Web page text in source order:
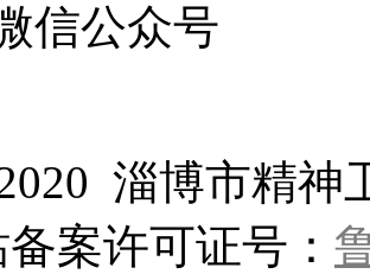
信公众号
淄博市精神
案许可证号：